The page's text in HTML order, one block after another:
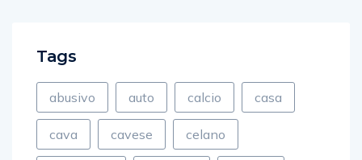
Tags
abusivo auto calcio casa
cava cavese celano